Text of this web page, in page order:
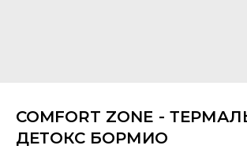
COMFORT ZONE -
ДЕТОКС БОРМИО